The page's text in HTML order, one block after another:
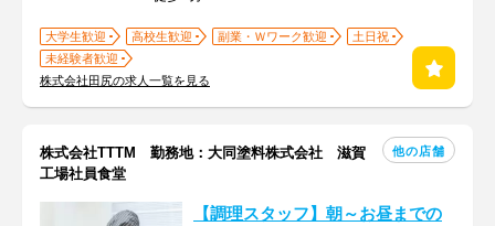
大学生歓迎 高校生歓迎 副業・Ｗワーク歓迎
土日祝
未経験者歓迎
株式会社田尻の求人一覧を見る
株式会社TTTM 勤務地：大同塗料株式会社 滋賀
工場社員食堂
他の店舗
【調理スタッフ】朝～お昼までの